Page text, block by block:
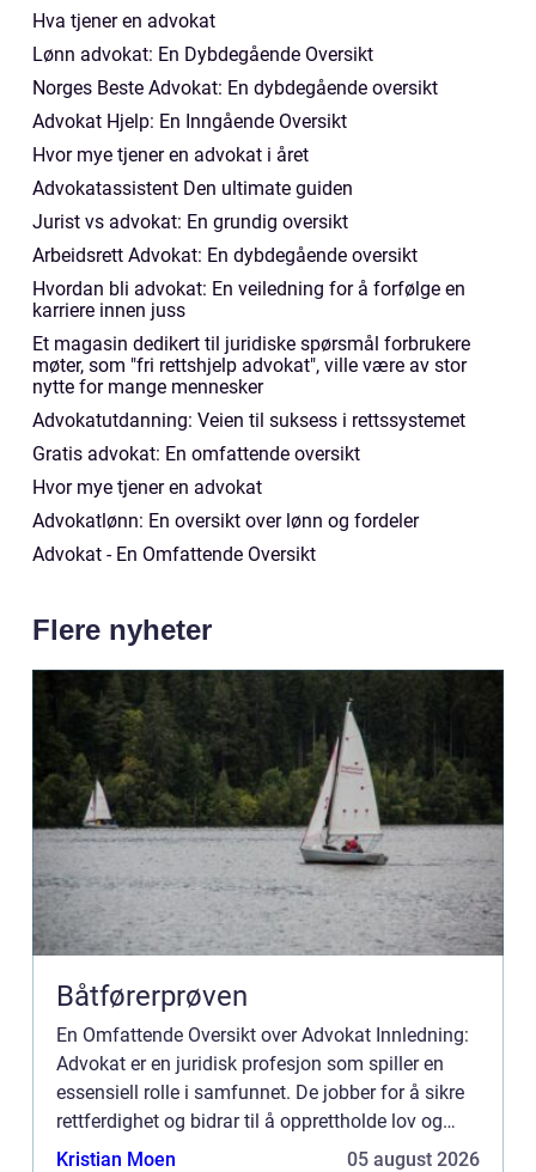
Hva tjener en advokat
Lønn advokat: En Dybdegående Oversikt
Norges Beste Advokat: En dybdegående oversikt
Advokat Hjelp: En Inngående Oversikt
Hvor mye tjener en advokat i året
Advokatassistent Den ultimate guiden
Jurist vs advokat: En grundig oversikt
Arbeidsrett Advokat: En dybdegående oversikt
Hvordan bli advokat: En veiledning for å forfølge en
karriere innen juss
Et magasin dedikert til juridiske spørsmål forbrukere
møter, som "fri rettshjelp advokat", ville være av stor
nytte for mange mennesker
Advokatutdanning: Veien til suksess i rettssystemet
Gratis advokat: En omfattende oversikt
Hvor mye tjener en advokat
Advokatlønn: En oversikt over lønn og fordeler
Advokat - En Omfattende Oversikt
Flere nyheter
Båtførerprøven
En Omfattende Oversikt over Advokat Innledning:
Advokat er en juridisk profesjon som spiller en
essensiell rolle i samfunnet. De jobber for å sikre
rettferdighet og bidrar til å opprettholde lov og
orden i samfunnet. Denne artikkelen vil gi en
Kristian Moen 05 august 2026